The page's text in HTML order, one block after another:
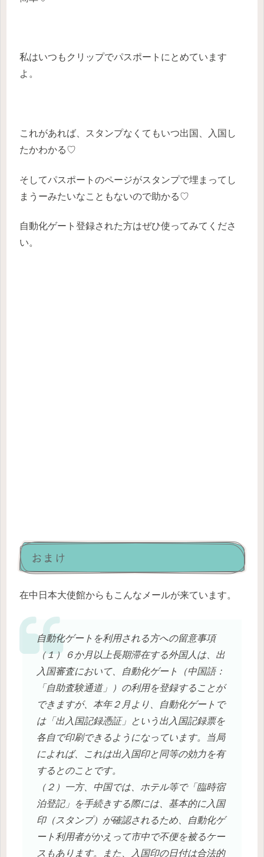
私はいつもクリップでパスポートにとめています
よ。
これがあれば、スタンプなくてもいつ出国、入国し
たかわかる♡
そしてパスポートのページがスタンプで埋まってし
まうーみたいなこともないので助かる♡
自動化ゲート登録された方はぜひ使ってみてくださ
い。
おまけ
在中日本大使館からもこんなメールが来ています。
自動化ゲートを利用される方への留意事項
（１）６か月以上長期滞在する外国人は、出
入国審査において、自動化ゲート（中国語：
「自助査験通道」）の利用を登録することが
できますが、本年２月より、自動化ゲートで
は「出入国記録憑証」という出入国記録票を
各自で印刷できるようになっています。当局
によれば、これは出入国印と同等の効力を有
するとのことです。
（２）一方、中国では、ホテル等で「臨時宿
泊登記」を手続きする際には、基本的に入国
印（スタンプ）が確認されるため、自動化ゲ
ート利用者がかえって市中で不便を被るケー
スもあります。また、入国印の日付は合法的